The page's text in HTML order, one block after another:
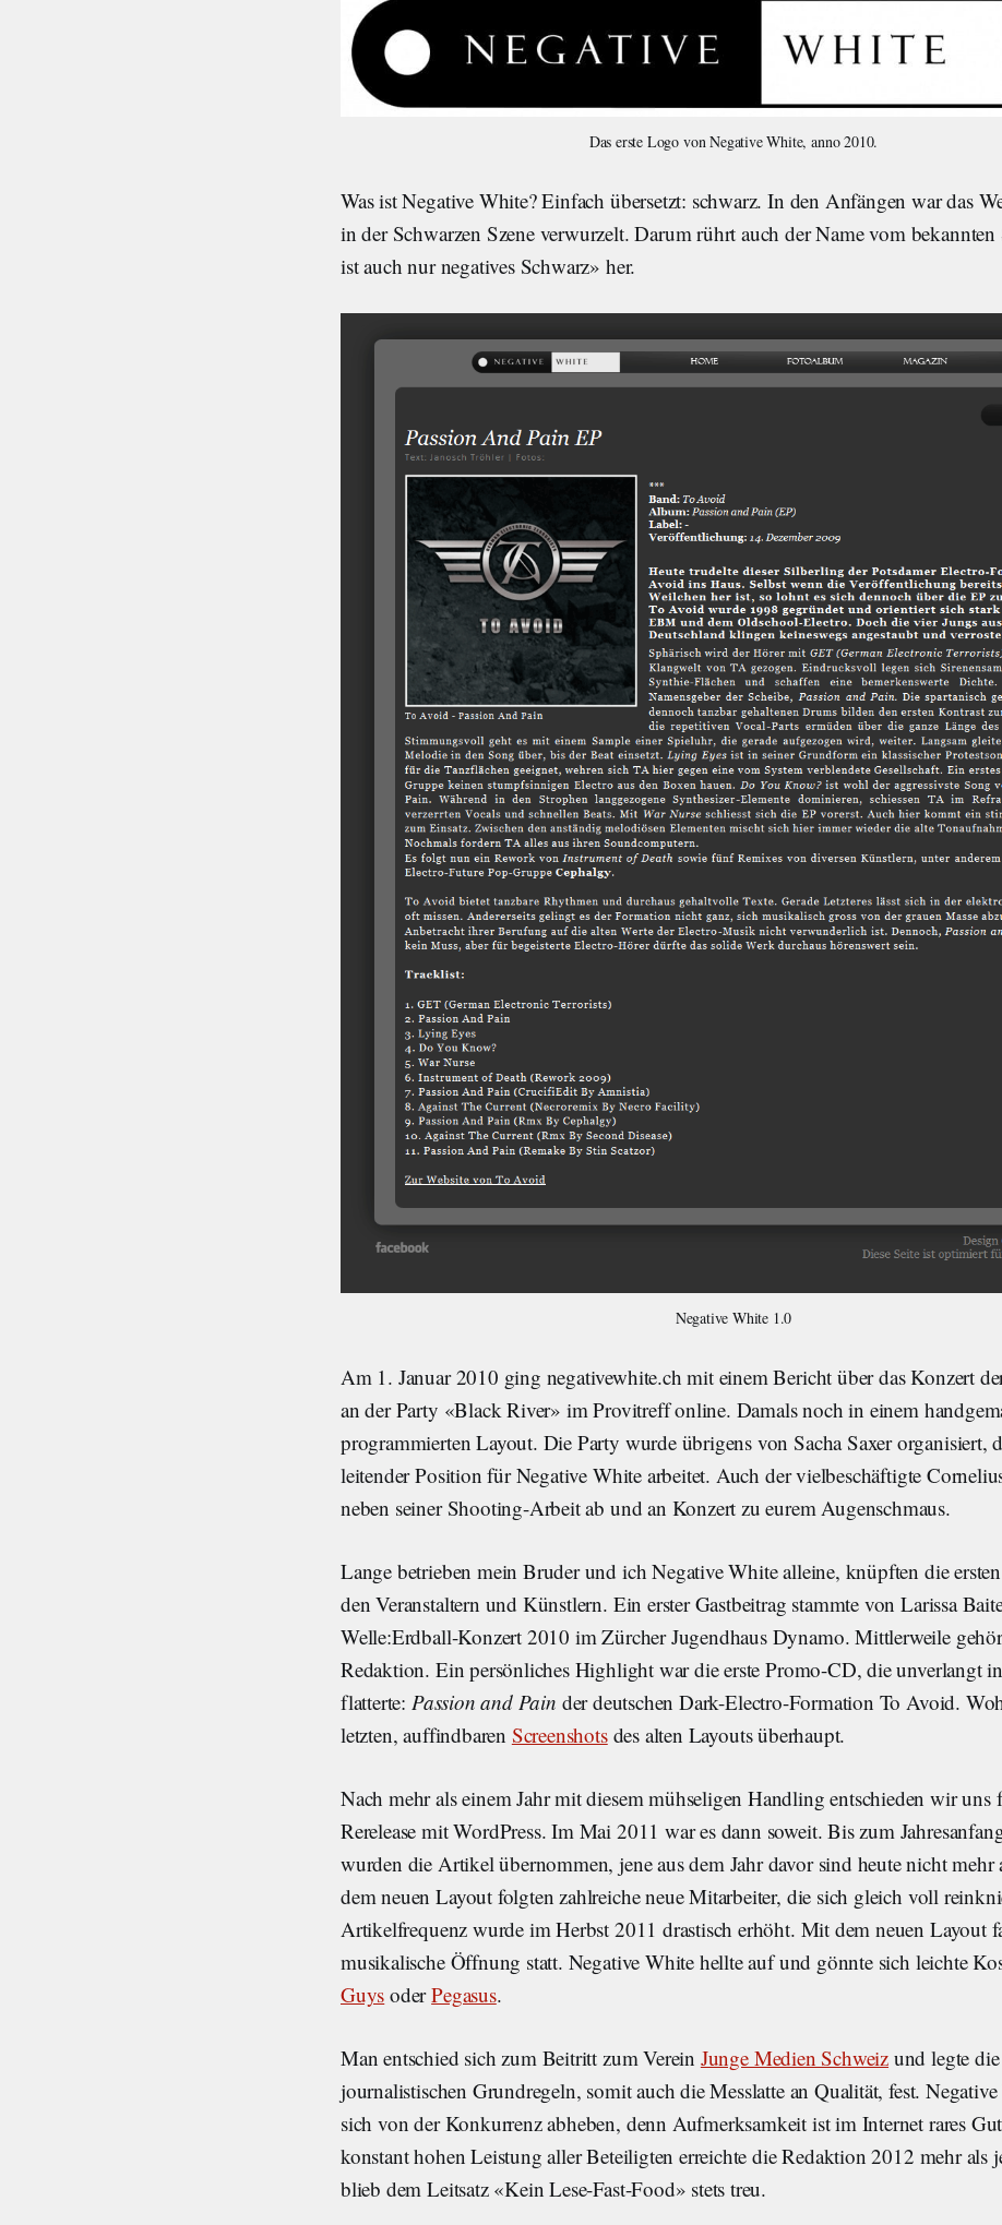
Das erste Logo von Negative White, anno 2010.
Was ist Negative White? Einfach übersetzt: schwarz. In den Anfängen war das
in der Schwarzen Szene verwurzelt. Darum rührt auch der Name vom bekannten
ist auch nur negatives Schwarz» her.
Negative White 1.0
Am 1. Januar 2010 ging negativewhite.ch mit einem Bericht über das Konzert
an der Party «Black River» im Provitreff online. Damals noch in einem
programmierten Layout. Die Party wurde übrigens von Sacha Saxer organisiert,
leitender Position für Negative White arbeitet. Auch der vielbeschäftigte
neben seiner Shooting-Arbeit ab und an Konzert zu eurem Augenschmaus.
Lange betrieben mein Bruder und ich Negative White alleine, knüpften die
den Veranstaltern und Künstlern. Ein erster Gastbeitrag stammte von Larissa
Welle:Erdball-Konzert 2010 im Zürcher Jugendhaus Dynamo. Mittlerweile
Redaktion. Ein persönliches Highlight war die erste Promo-CD, die unverlangt
flatterte: Passion and Pain der deutschen Dark-Electro-Formation To Avoid.
letzten, auffindbaren Screenshotsdes alten Layouts überhaupt.
Nach mehr als einem Jahr mit diesem mühseligen Handling entschieden wir uns
Rerelease mit WordPress. Im Mai 2011 war es dann soweit. Bis zum
wurden die Artikel übernommen, jene aus dem Jahr davor sind heute nicht
dem neuen Layout folgten zahlreiche neue Mitarbeiter, die sich gleich voll
Artikelfrequenz wurde im Herbst 2011 drastisch erhöht. Mit dem neuen Layout
musikalische Öffnung statt. Negative White hellte auf und gönnte sich leichte
Guys oderPegasus.
Man entschied sich zum Beitritt zum Verein Junge Medien Schweiz und legte die
journalistischen Grundregeln, somit auch die Messlatte an Qualität, fest.
sich von der Konkurrenz abheben, denn Aufmerksamkeit ist im Internet rares
konstant hohen Leistung aller Beteiligten erreichte die Redaktion 2012 mehr als
blieb dem Leitsatz «Kein Lese-Fast-Food» stets treu.